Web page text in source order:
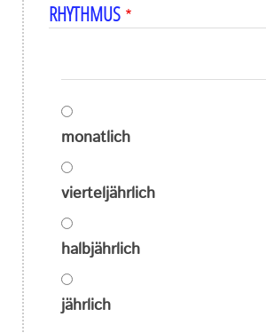
RHYTHMUS
BITTE
UM
monatlich
vierteljährlich
halbjährlich
jährlich